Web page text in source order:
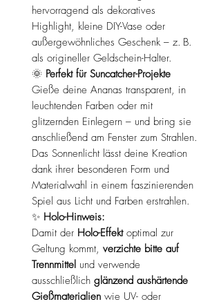
hervorragend als dekoratives
Highlight, kleine DIY-Vase oder
außergewöhnliches Geschenk – z. B.
als origineller Geldschein-Halter.
🌞 Perfekt für Suncatcher-Projekte
Gieße deine Ananas transparent, in
leuchtenden Farben oder mit
glitzernden Einlegern – und bring sie
anschließend am Fenster zum Strahlen.
Das Sonnenlicht lässt deine Kreation
dank ihrer besonderen Form und
Materialwahl in einem faszinierenden
Spiel aus Licht und Farben erstrahlen.
✨ Holo-Hinweis:
Damit der Holo-Effektoptimal zur
Geltung kommt, verzichte bitte auf
Trennmittel und verwende
ausschließlich glänzend aushärtende
Gießmaterialien wie UV- oder